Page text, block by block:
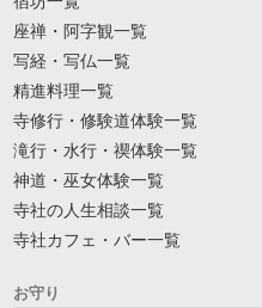
座禅・阿字観一覧
写経・写仏一覧
精進料理一覧
寺修行・修験道体験一覧
滝行・水行・禊体験一覧
神道・巫女体験一覧
寺社の人生相談一覧
寺社カフェ・バー一覧
お守り